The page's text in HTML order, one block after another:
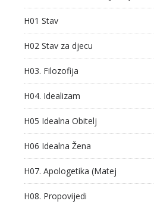
H01 Stav
H02 Stav za djecu
H03. Filozofija
H04. Idealizam
H05 Idealna Obitelj
H06 Idealna Žena
H07. Apologetika (Matej
H08. Propovijedi